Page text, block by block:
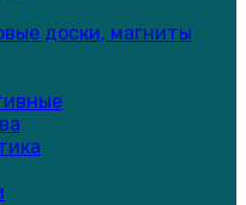
доски, магниты